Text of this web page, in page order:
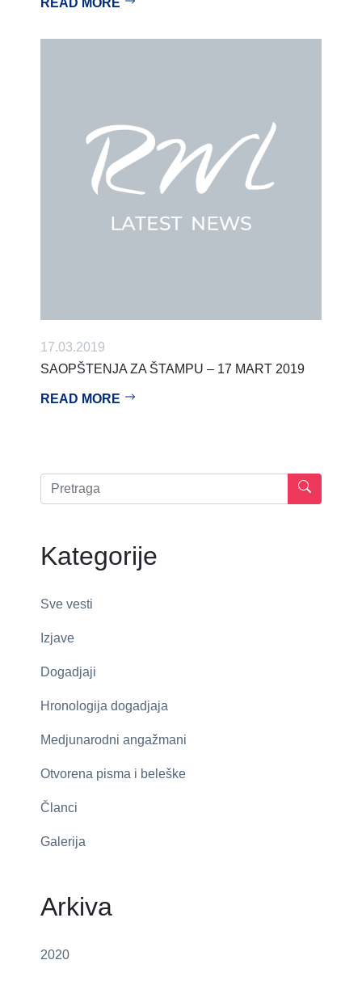
READ MORE
17.03.2019
SAOPŠTENJA ZA ŠTAMPU – 17 MART 2019
READ MORE
Kategorije
Sve vesti
Izjave
Dogadjaji
Hronologija dogadjaja
Medjunarodni angažmani
Otvorena pisma i beleške
Članci
Galerija
Arkiva
2020